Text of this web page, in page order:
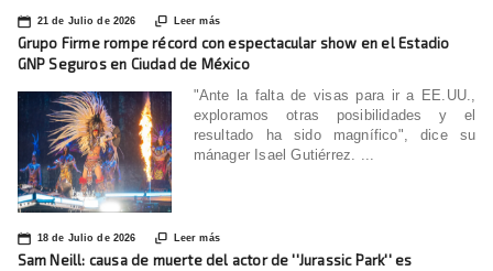
📅 21 de Julio de 2026  Leer más
Grupo Firme rompe récord con espectacular show en el Estadio
GNP Seguros en Ciudad de México
"Ante la falta de visas para ir a EE.UU.,
exploramos otras posibilidades y el
resultado ha sido magnífico", dice su
mánager Isael Gutiérrez. ...
📅 18 de Julio de 2026  Leer más
Sam Neill: causa de muerte del actor de ''Jurassic Park'' es